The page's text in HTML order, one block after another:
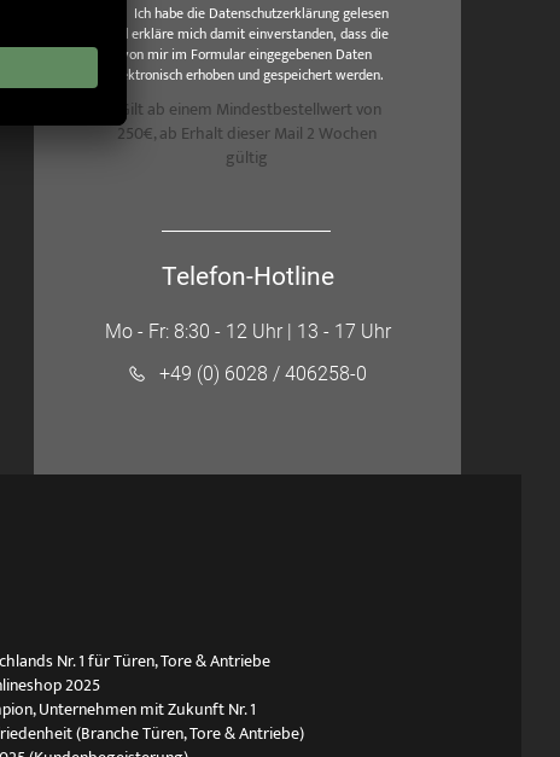
Ich habe die Datenschutzerklärung gelesen
und erkläre mich damit einverstanden, dass die
von mir im Formular eingegebenen Daten
elektronisch erhoben und gespeichert werden.
*Gilt ab einem Mindestbestellwert von
250€, ab Erhalt dieser Mail 2 Wochen
gültig
Telefon-Hotline
Mo - Fr: 8:30 - 12 Uhr | 13 - 17 Uhr
+49 (0) 6028 / 406258-0
Nr. 1 für Türen, Tore & Antriebe
2025
Unternehmen mit Zukunft Nr. 1
(Branche Türen, Tore & Antriebe)